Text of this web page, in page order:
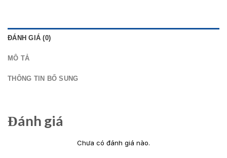
ĐÁNH GIÁ (0)
MÔ TẢ
THÔNG TIN BỔ SUNG
Đánh giá
Chưa có đánh giá nào.